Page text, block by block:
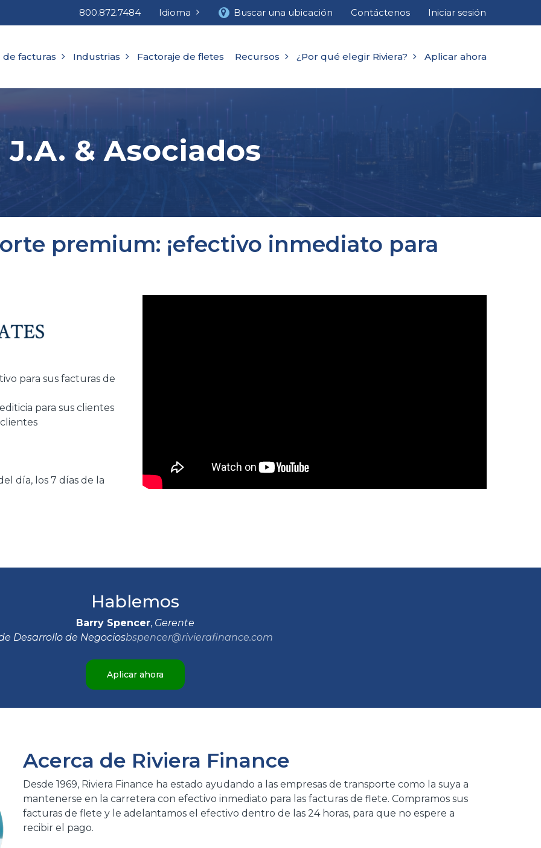
800.872.7484 Idioma Buscar una ubicación Contáctenos Iniciar sesión
de facturas Industrias Factoraje de fletes Recursos ¿Por qué elegir Riviera? Aplicar ahora
J.A. & Asociados
premium: ¡efectivo inmediato para
para sus facturas de
para sus clientes
día, los 7 días de la
Hablemos
Barry Spencer, Gerente
Desarrollo de Negociosbspencer@rivierafinance.com
Aplicar ahora
Acerca de Riviera Finance
Desde 1969, Riviera Finance ha estado ayudando a las empresas de transporte como la suya a
mantenerse en la carretera con efectivo inmediato para las facturas de flete. Compramos sus
facturas de flete y le adelantamos el efectivo dentro de las 24 horas, para que no espere a
recibir el pago.